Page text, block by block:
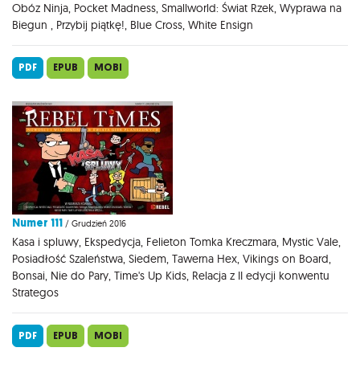
Obóz Ninja, Pocket Madness, Smallworld: Świat Rzek, Wyprawa na
Biegun , Przybij piątkę!, Blue Cross, White Ensign
PDF EPUB MOBI
Numer 111 / Grudzień 2016
Kasa i spluwy, Ekspedycja, Felieton Tomka Kreczmara, Mystic Vale,
Posiadłość Szaleństwa, Siedem, Tawerna Hex, Vikings on Board,
Bonsai, Nie do Pary, Time's Up Kids, Relacja z II edycji konwentu
Strategos
PDF EPUB MOBI